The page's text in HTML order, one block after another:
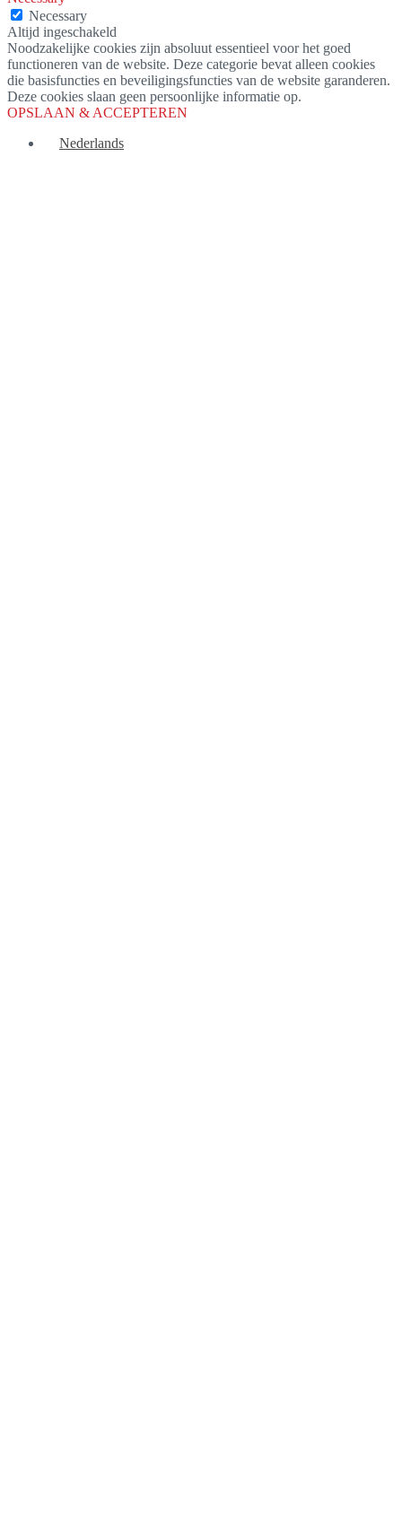
Necessary
Altijd ingeschakeld
Noodzakelijke cookies zijn absoluut essentieel voor het goed
functioneren van de website. Deze categorie bevat alleen cookies
die basisfuncties en beveiligingsfuncties van de website garanderen.
Deze cookies slaan geen persoonlijke informatie op.
OPSLAAN & ACCEPTEREN
Nederlands